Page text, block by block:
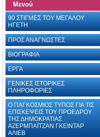
Μενού
90 ΣΤΙΓΜΕΣ ΤΟΥ ΜΕΓΑΛΟΥ
ΗΓΕΤΗ
ΠΡΟΣ ΑΝΑΓΝΩΣΤΕΣ
ΒΙΟΓΡΑΦΙΑ ‎
ΕΡΓΑ
ΓΕΝΙΚΕΣ ΙΣΤΟΡΙΚΕΣ
ΠΛΗΡΟΦΟΡΙΕΣ
Ο ΠΑΓΚΟΣΜΙΟΣ ΤΥΠΟΣ ΓΙΑ ΤΙΣ
ΕΠΙΣΚΕΨΕΙΣ ΤΟΥ ΠΡΟΕΔΡΟΥ
ΤΗΣ ΔΗΜΟΚΡΑΤΙΑΣ
ΑΖΕΡΜΠΑΪΤΖΑΝ ΓΚΕΙΝΤΑΡ
ΑΛΙΕΒ